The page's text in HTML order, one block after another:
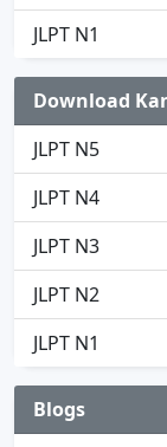
JLPT N1
Download
JLPT N5
JLPT N4
JLPT N3
JLPT N2
JLPT N1
Blogs